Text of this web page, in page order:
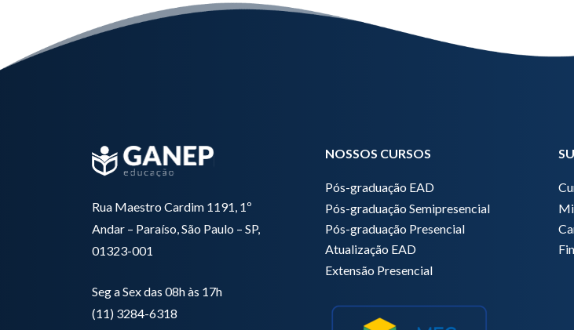
Rua Maestro Cardim 1191, 1º
Andar – Paraíso, São Paulo – SP,
01323-001
Seg a Sex das 08h às 17h
(11) 3284-6318
NOSSOS CURSOS
Pós-graduação EAD
Pós-graduação Semipresencial
Pós-graduação Presencial
Atualização EAD
Extensão Presencial